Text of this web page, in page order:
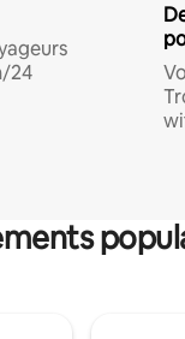
24